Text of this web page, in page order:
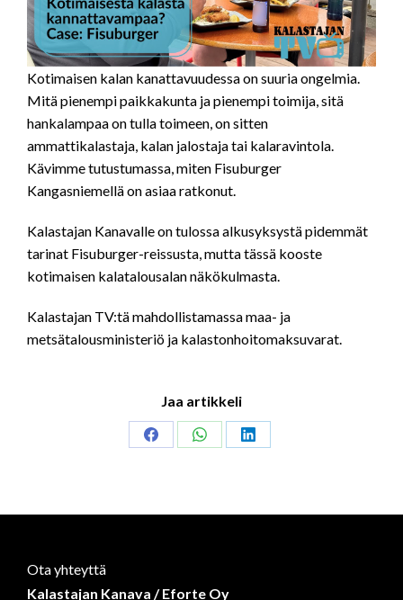
Kotimaisen kalan kanattavuudessa on suuria ongelmia.
Mitä pienempi paikkakunta ja pienempi toimija, sitä
hankalampaa on tulla toimeen, on sitten
ammattikalastaja, kalan jalostaja tai kalaravintola.
Kävimme tutustumassa, miten Fisuburger
Kangasniemellä on asiaa ratkonut.
Kalastajan Kanavalle on tulossa alkusyksystä pidemmät
tarinat Fisuburger-reissusta, mutta tässä kooste
kotimaisen kalatalousalan näkökulmasta.
Kalastajan TV:tä mahdollistamassa maa- ja
metsätalousministeriö ja kalastonhoitomaksuvarat.
Jaa artikkeli
Share
Share
Share
Ota yhteyttä
Kalastajan Kanava / Eforte Oy